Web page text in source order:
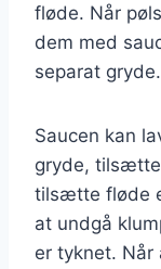
fløde. Når
dem med
separat gryde.
Saucen kan
gryde,
tilsætte fløde
at undgå
er tyknet. Når